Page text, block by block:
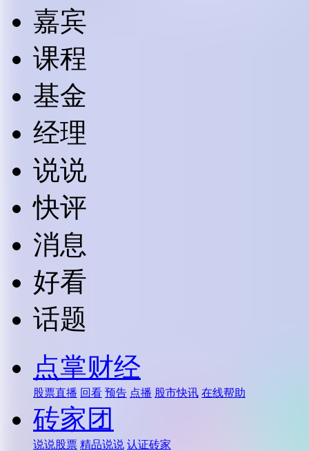
嘉宾
课程
基金
经理
说说
快评
消息
好看
话题
点掌财经
股票直播 回看 预告 点播 股市快讯 在线帮助
砖家团
说说股票 精品说说 认证砖家